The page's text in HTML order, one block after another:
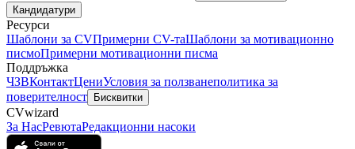
Кандидатури
Ресурси
Шаблони за CVПримерни CV-таШаблони за мотивационно
писмоПримерни мотивационни писма
Поддръжка
ЧЗВКонтактЦениУсловия за ползванеполитика за
поверителност Бисквитки
CVwizard
За НасРевютаРедакционни насоки